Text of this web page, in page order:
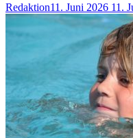
Redaktion11. Juni 2026 11.